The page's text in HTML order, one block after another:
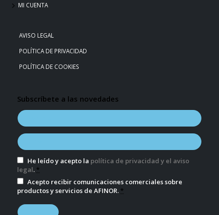
MI CUENTA
AVISO LEGAL
POLÍTICA DE PRIVACIDAD
POLÍTICA DE COOKIES
Subscríbete a las novedades
He leído y acepto la política de privacidad y el aviso
legal. *
Acepto recibir comunicaciones comerciales sobre
productos y servicios de AFINOR. *